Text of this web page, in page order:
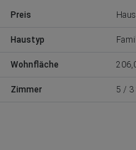
Preis
Haustyp
Wohnfläche
Zimmer 5 / 3